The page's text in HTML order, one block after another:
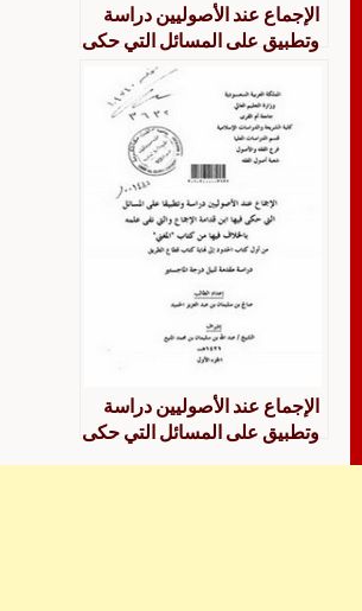
الإجماع عند الأصوليين دراسة
وتطبيق على المسائل التي حكى
فيها ابن قدامة الإجماع والتي
نفى علمه بالخلاف فيها من
كتابه المغني من أول كتاب
الأقضية إلى نهاية كتاب عتق
أمهات الأولاد
الإجماع عند الأصوليين دراسة
وتطبيق على المسائل التي حكى